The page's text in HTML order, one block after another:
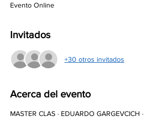
Evento Online
Invitados
+30 otros invitados
Acerca del evento
MASTER CLAS · EDUARDO GARGEVCICH ·